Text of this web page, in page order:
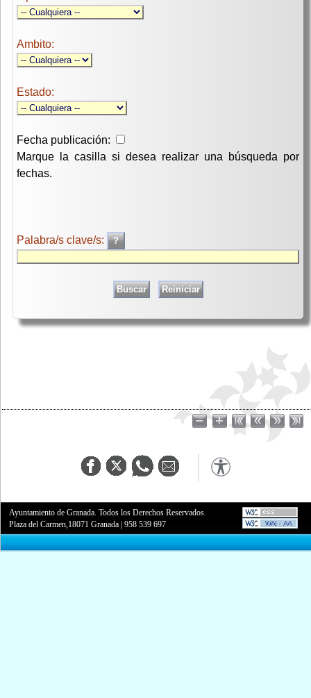
Ambito:
Estado:
Fecha publicación:
Marque la casilla si desea realizar una búsqueda por
fechas.
Palabra/s clave/s:
Ayuntamiento de Granada. Todos los Derechos Reservados.
Plaza del Carmen,18071 Granada |958 539 697